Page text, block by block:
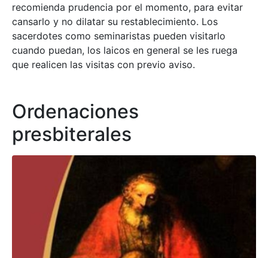
recomienda prudencia por el momento, para evitar
cansarlo y no dilatar su restablecimiento. Los
sacerdotes como seminaristas pueden visitarlo
cuando puedan, los laicos en general se les ruega
que realicen las visitas con previo aviso.
Ordenaciones
presbiterales